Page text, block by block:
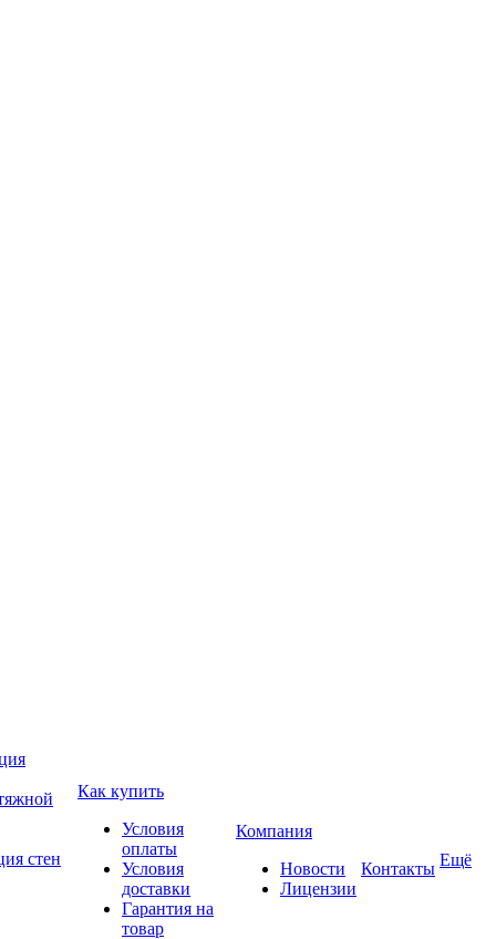
стен
Как купить
Условия
оплаты
Условия
доставки
Гарантия на
товар
Компания
Новости
Лицензии
Контакты Ещё